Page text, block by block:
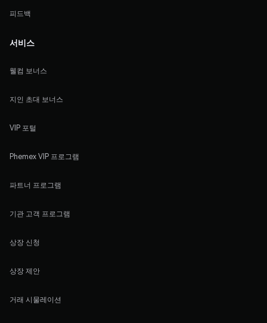
피드백
서비스
웰컴 보너스
지인 초대 보너스
VIP 포털
Phemex VIP 프로그램
파트너 프로그램
기관 고객 프로그램
상장 신청
상장 제안
거래 시물레이션